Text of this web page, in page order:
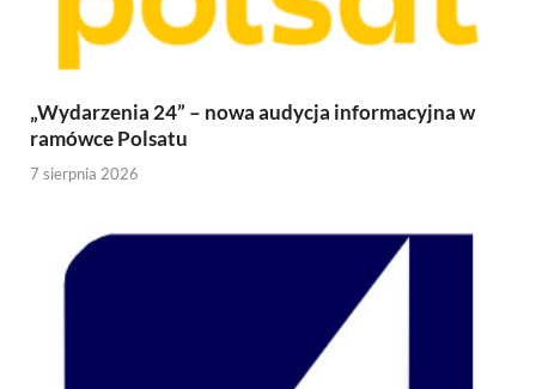
„Wydarzenia 24” – nowa audycja informacyjna w
ramówce Polsatu
7 sierpnia 2026